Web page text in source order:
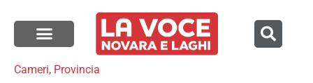
Cameri, Provincia